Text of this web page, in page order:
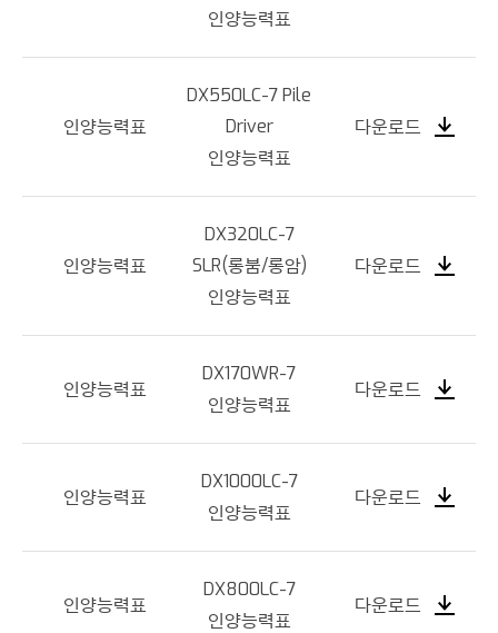
인양능력표
인양능력표
DX550LC-7 Pile
Driver
인양능력표
다운로드
인양능력표
DX320LC-7
SLR(롱붐/롱암)
인양능력표
다운로드
인양능력표
DX170WR-7
인양능력표
다운로드
인양능력표
DX1000LC-7
인양능력표
다운로드
인양능력표
DX800LC-7
인양능력표
다운로드